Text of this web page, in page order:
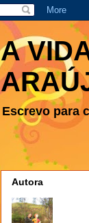
A
Escrevo para
Autora